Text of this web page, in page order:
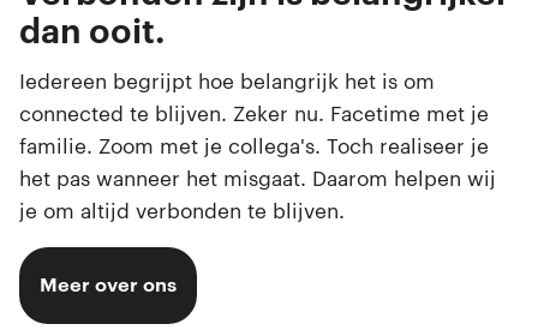
Swipen.
Selfies maken.
dan ooit.
Iedereen begrijpt hoe belangrijk het is om
connected te blijven. Zeker nu. Facetime met je
familie. Zoom met je collega's. Toch realiseer je
het pas wanneer het misgaat. Daarom helpen wij
je om altijd verbonden te blijven.
Meer over ons